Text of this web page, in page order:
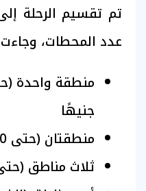
عدد المحطات، وجاءت
جنيهًا
منطقتان (حتى 10 محطات): 40 جنيهًا
ثلاث مناطق (حتى 15 محطة): 55